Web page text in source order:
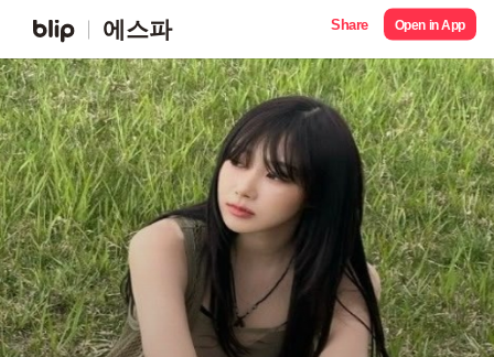
에스파 Share Open in App